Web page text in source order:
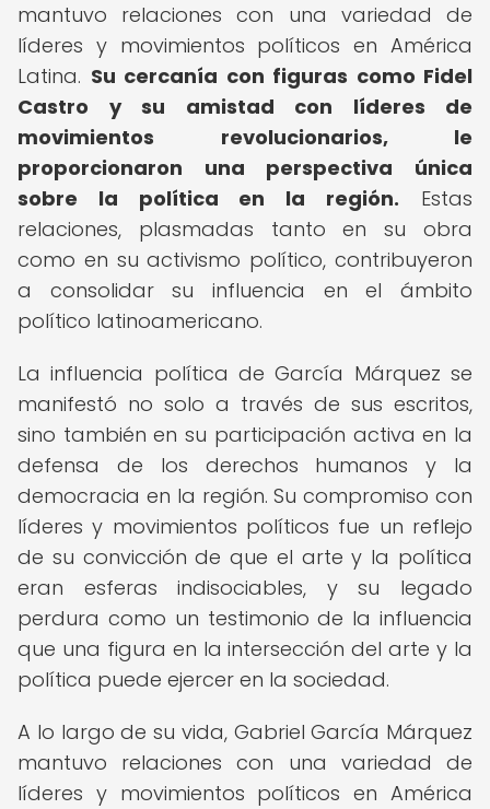
mantuvo relaciones con una variedad de
líderes y movimientos políticos en América
Latina. Su cercanía con figuras como Fidel
Castro y su amistad con líderes de
movimientos revolucionarios, le
proporcionaron una perspectiva única
sobre la política en la región. Estas
relaciones, plasmadas tanto en su obra
como en su activismo político, contribuyeron
a consolidar su influencia en el ámbito
político latinoamericano.
La influencia política de García Márquez se
manifestó no solo a través de sus escritos,
sino también en su participación activa en la
defensa de los derechos humanos y la
democracia en la región. Su compromiso con
líderes y movimientos políticos fue un reflejo
de su convicción de que el arte y la política
eran esferas indisociables, y su legado
perdura como un testimonio de la influencia
que una figura en la intersección del arte y la
política puede ejercer en la sociedad.
A lo largo de su vida, Gabriel García Márquez
mantuvo relaciones con una variedad de
líderes y movimientos políticos en América